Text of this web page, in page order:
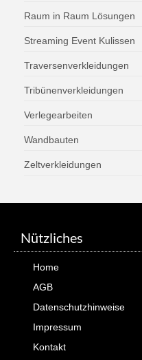
Raum in Raum Lösungen
Streaming Event Kulissen
Traversenverkleidungen
Tribünenverkleidungen
Verlegearbeiten
Wandbauten
Zeltverkleidungen
Nützliches
Home
AGB
Datenschutzhinweise
Impressum
Kontakt